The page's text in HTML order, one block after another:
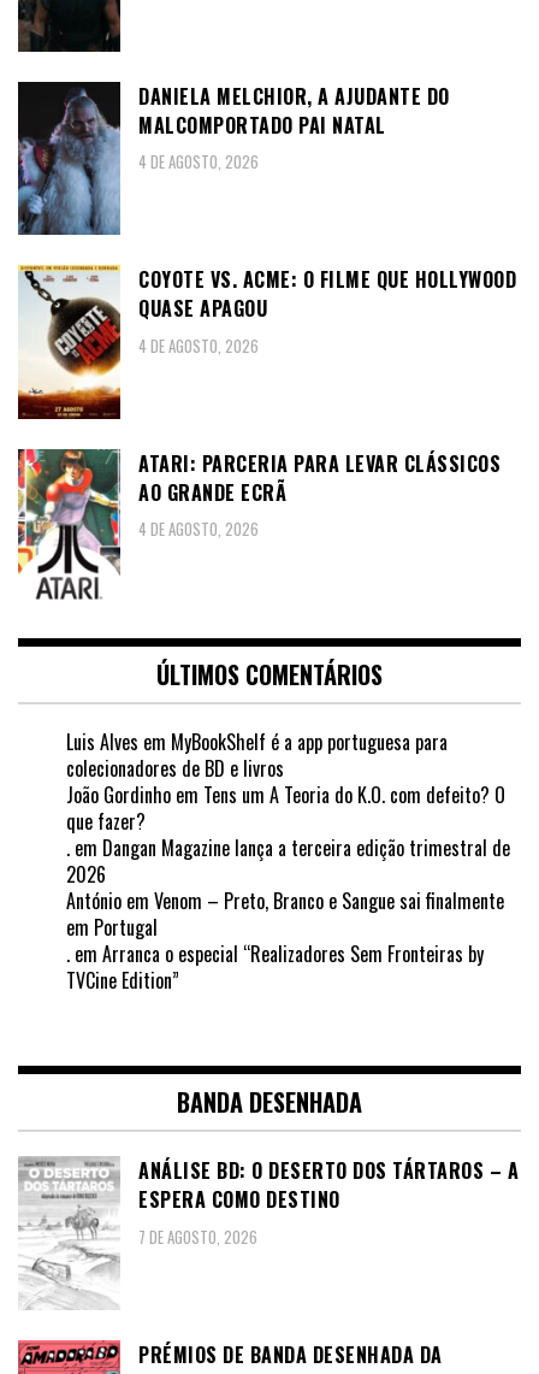
DANIELA MELCHIOR, A AJUDANTE DO
MALCOMPORTADO PAI NATAL
4 DE AGOSTO, 2026
COYOTE VS. ACME: O FILME QUE HOLLYWOOD
QUASE APAGOU
4 DE AGOSTO, 2026
ATARI: PARCERIA PARA LEVAR CLÁSSICOS
AO GRANDE ECRÃ
4 DE AGOSTO, 2026
ÚLTIMOS COMENTÁRIOS
Luis Alves em MyBookShelf é a app portuguesa para
colecionadores de BD e livros
João Gordinho em Tens um A Teoria do K.O. com defeito? O
que fazer?
. em Dangan Magazine lança a terceira edição trimestral de
2026
António em Venom – Preto, Branco e Sangue sai finalmente
em Portugal
. em Arranca o especial “Realizadores Sem Fronteiras by
TVCine Edition”
BANDA DESENHADA
ANÁLISE BD: O DESERTO DOS TÁRTAROS – A
ESPERA COMO DESTINO
7 DE AGOSTO, 2026
PRÉMIOS DE BANDA DESENHADA DA